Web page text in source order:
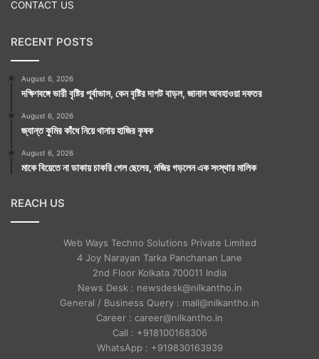
CONTACT US
RECENT POSTS
August 6, 2026
দক্ষিণবঙ্গে ভারী বৃষ্টির পূর্বাভাস, কেন বৃষ্টির দাপট বাড়ল, জানাল আবহাওয়া দফতর
August 6, 2026
জ্যান্ত কুমির কাঁধে নিয়ে থানায় হাজির কৃষক
August 6, 2026
মাকে বিয়েতে না ডাকায় চাকরি গেল ছেলের, নজির গড়লেন এক সংস্থার মালিক
REACH US
Web Ways Techno Solutions Private Limited
4 Joy Narayan Tarka Panchanan Lane
2nd Floor Kolkata 700011 India
News Desk : newsdesk@nilkantho.in
General / Business Query : mail@nilkantho.in
Career : career@nilkantho.in
Call : +918100168306
WhatsApp : +919830163939